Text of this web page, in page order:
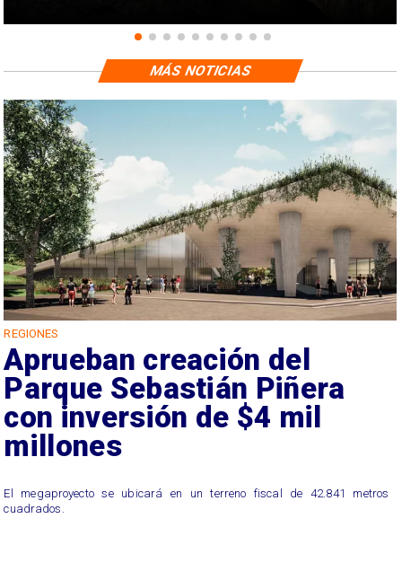
REGIONES
Aprueban creación del
Parque Sebastián Piñera
con inversión de $4 mil
millones
El megaproyecto se ubicará en un terreno fiscal de 42.841 metros
cuadrados.
MÁS NOTICIAS